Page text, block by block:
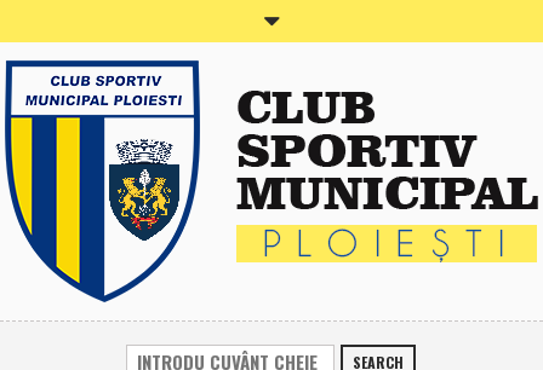
SEARCH